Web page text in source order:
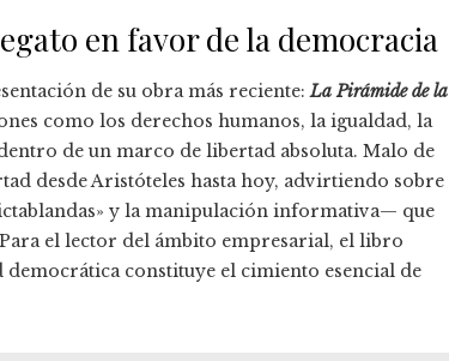
en favor de la democracia
de su obra más reciente:La Pirámide de la
como los derechos humanos, la igualdad, la
de un marco de libertad absoluta. Malo de
desde Aristóteles hasta hoy, advirtiendo sobre
y la manipulación informativa— que
el lector del ámbito empresarial, el libro
constituye el cimiento esencial de